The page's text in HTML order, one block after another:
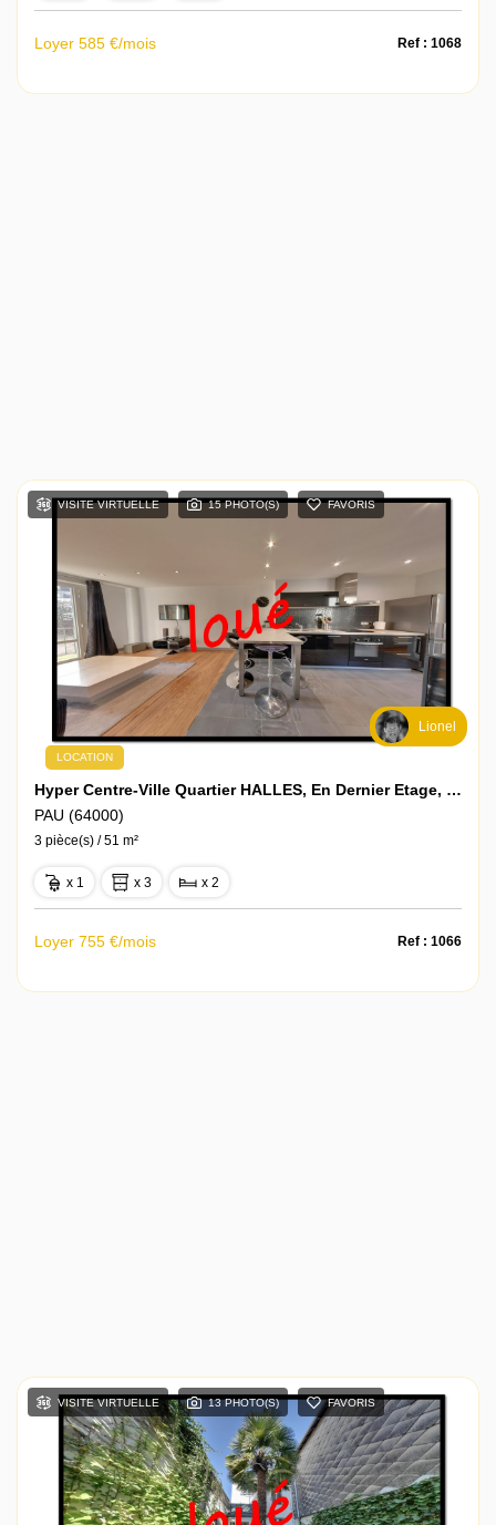
Loyer 585 €/mois Ref : 1068
VISITE VIRTUELLE 15 PHOTO(S) FAVORIS
Lionel
LOCATION
Hyper Centre-Ville Quartier HALLES, En Dernier Etage, T3 Meublé Avec Grand Balcon Sud
PAU (64000)
3 pièce(s) / 51 m²
x 1 x 3 x 2
Loyer 755 €/mois Ref : 1066
VISITE VIRTUELLE 13 PHOTO(S) FAVORIS